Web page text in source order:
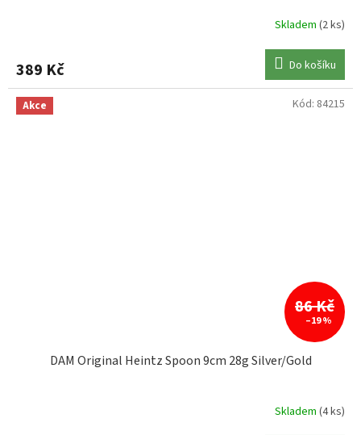
Skladem (2 ks)
389 Kč Do košíku
Akce
86 Kč
–19 %
DAM Original Heintz Spoon 9cm 28g Silver/Gold
Skladem (4 ks)
Kód: 84215